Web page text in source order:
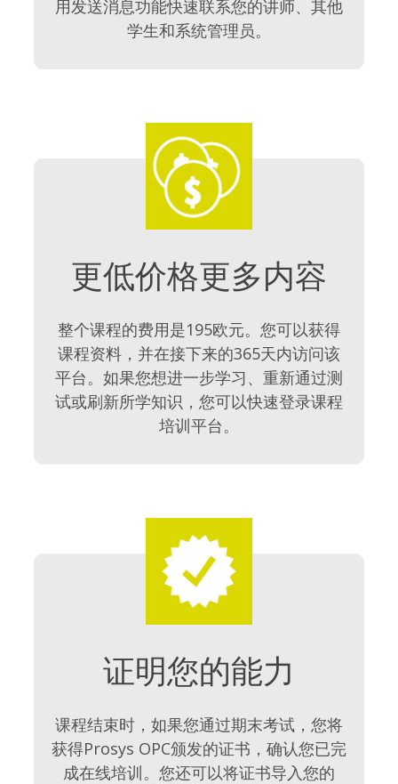
用发送消息功能快速联系您的讲师、其他
学生和系统管理员。
更低价格更多内容
整个课程的费用是195欧元。您可以获得
课程资料，并在接下来的365天内访问该
平台。如果您想进一步学习、重新通过测
试或刷新所学知识，您可以快速登录课程
培训平台。
证明您的能力
课程结束时，如果您通过期末考试，您将
获得Prosys OPC颁发的证书，确认您已完
成在线培训。您还可以将证书导入您的